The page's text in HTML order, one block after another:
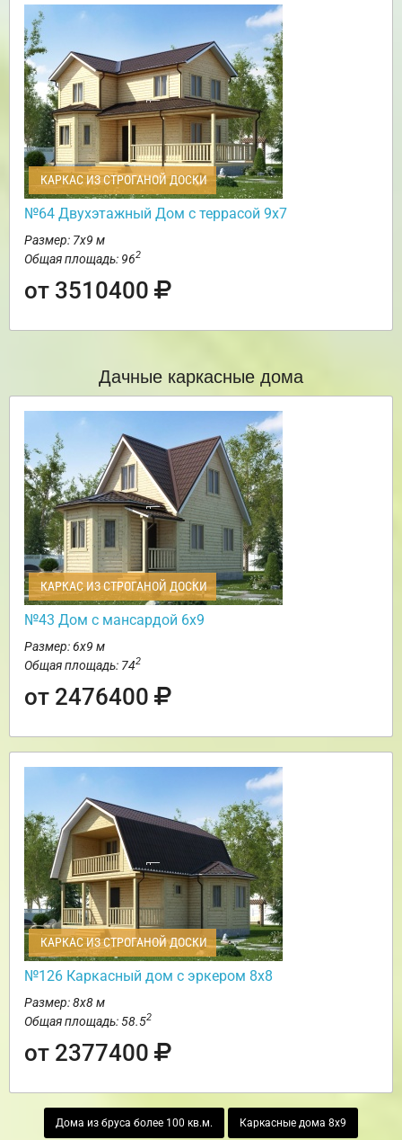
КАРКАС ИЗ СТРОГАНОЙ ДОСКИ
№64 Двухэтажный Дом с террасой 9х7
Размер: 7х9 м
Общая площадь: 962
от 3510400
Дачные каркасные дома
КАРКАС ИЗ СТРОГАНОЙ ДОСКИ
№43 Дом с мансардой 6х9
Размер: 6х9 м
Общая площадь: 742
от 2476400
КАРКАС ИЗ СТРОГАНОЙ ДОСКИ
№126 Каркасный дом с эркером 8х8
Размер: 8х8 м
Общая площадь: 58.52
от 2377400
Дома из бруса более 100 кв.м. Каркасные дома 8х9